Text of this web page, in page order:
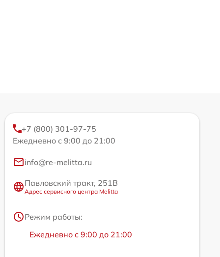
+7 (800) 301-97-75
Ежедневно с 9:00 до 21:00
info@re-melitta.ru
Павловский тракт, 251В
Адрес сервисного центра Melitta
Режим работы:
Ежедневно с 9:00 до 21:00